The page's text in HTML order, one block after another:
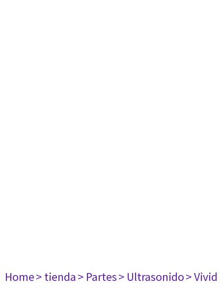
Home> tienda> Partes> Ultrasonido>